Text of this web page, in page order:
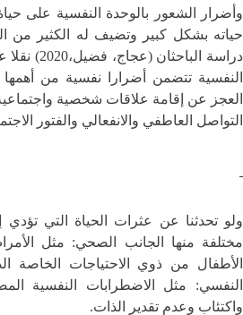
وأضرار الشعور بالوحدة النفسية على
حياته بشكل كبير وتضيف له الكثير من
النفسية تتضمن أضرارا نفسية من
العجز عن إقامة علاقات شخصية
التواصل العاطفي والانفعالي والفتور
ولو تحدثنا عن عثرات الحياة التي
مختلفة منها الجانب الصحي: مثل
الأطفال من ذوي الاحتياجات الخاصة
النفسي: مثل الاضطرابات النفسية
واكتئاب وعدم تقدير الذات.